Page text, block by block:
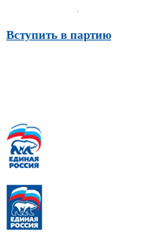
Вступить в партию